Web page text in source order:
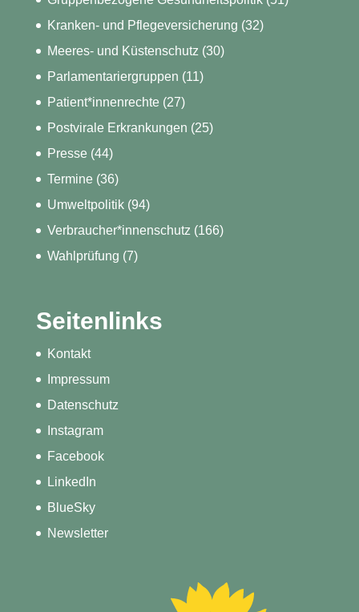
Kranken- und Pflegeversicherung (32)
Meeres- und Küstenschutz (30)
Parlamentariergruppen (11)
Patient*innenrechte(27)
Postvirale Erkrankungen (25)
Presse(44)
Termine(36)
Umweltpolitik(94)
Verbraucher*innenschutz (166)
Wahlprüfung (7)
Seitenlinks
Kontakt
Impressum
Datenschutz
Instagram
Facebook
LinkedIn
BlueSky
Newsletter